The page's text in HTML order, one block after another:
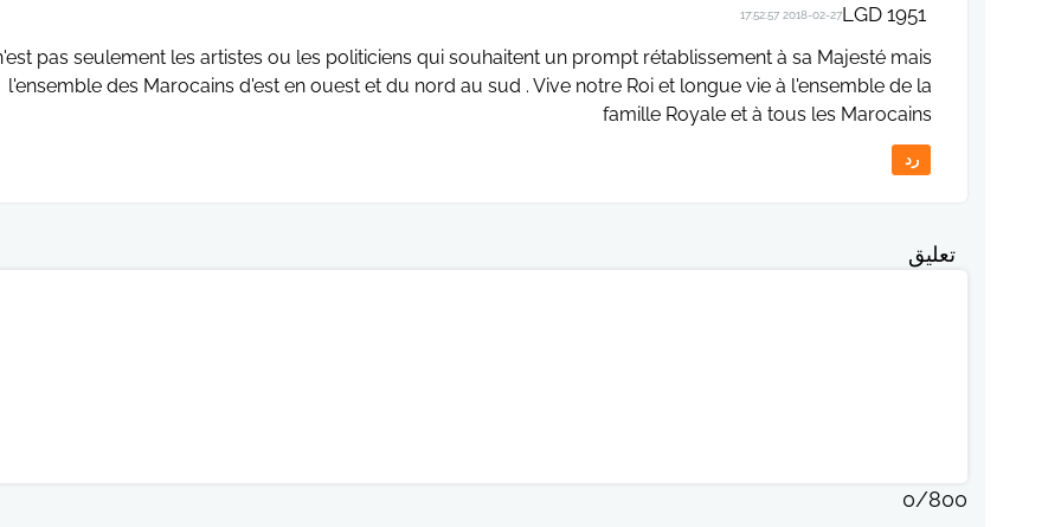
LGD 1951
2018-02-27 17:52:57
pas seulement les artistes ou les politiciens qui souhaitent un prompt rétablissement à sa Majesté mais
l'ensemble des Marocains d'est en ouest et du nord au sud . Vive notre Roi et longue vie à l'ensemble de la
famille Royale et à tous les Marocains
رد
تعليق
0/800